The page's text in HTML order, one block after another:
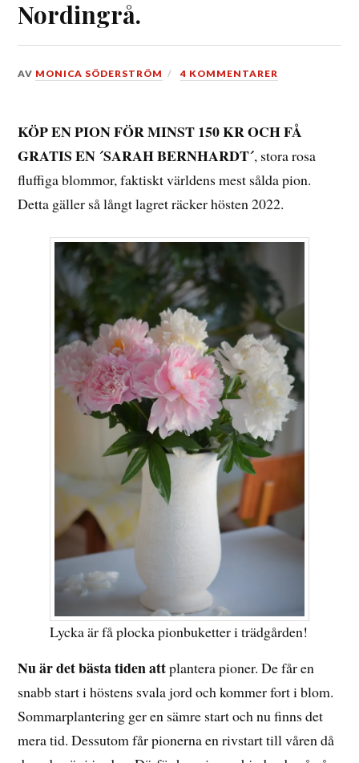
Nordingrå.
DEN
2022
AV MONICA SÖDERSTRÖM 4 KOMMENTARER
KÖP EN PION FÖR MINST 150 KR OCH FÅ
GRATIS EN ´SARAH BERNHARDT´, stora rosa
fluffiga blommor, faktiskt världens mest sålda pion.
Detta gäller så långt lagret räcker hösten 2022.
Lycka är få plocka pionbuketter i trädgården!
Nu är det bästa tiden attplantera pioner. De får en
snabb start i höstens svala jord och kommer fort i blom.
Sommarplantering ger en sämre start och nu finns det
mera tid. Dessutom får pionerna en rivstart till våren då